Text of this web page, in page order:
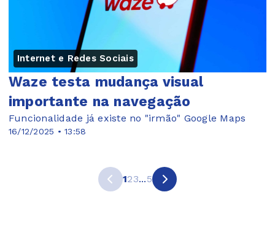
Internet e Redes Sociais
16/12/2025 • 13:58
Waze testa mudança visual
importante na navegação
Funcionalidade já existe no "irmão" Google Maps
123...5